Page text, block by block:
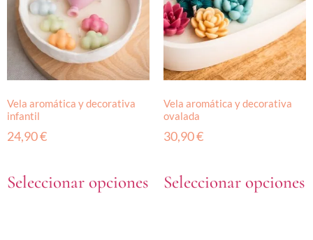
Vela aromática y decorativa
infantil
24,90€
Seleccionar opciones
Vela aromática y decorativa
ovalada
30,90€
Seleccionar opciones